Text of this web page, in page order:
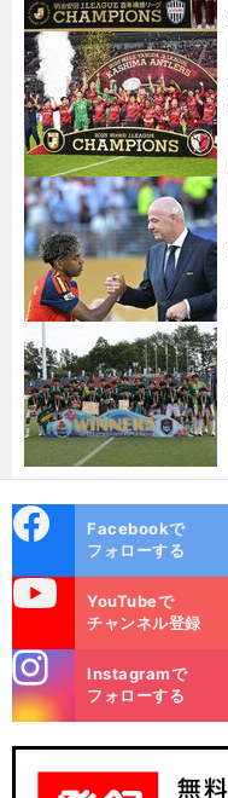
ok
Facebookで
フォローする
YouTubeで
チャンネル登録
m
Instagramで
フォローする